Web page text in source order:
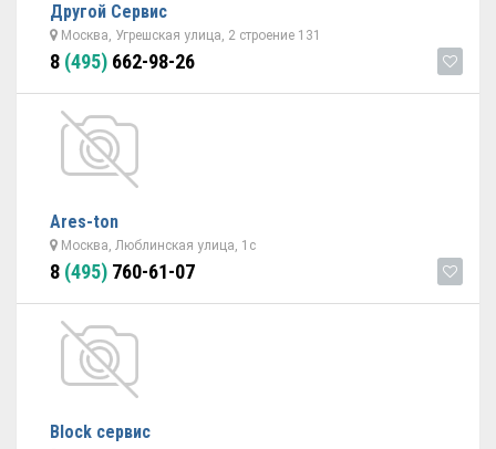
Другой Сервис
Москва, Угрешская улица, 2 строение 131
8 (495) 662-98-26
Ares-ton
Москва, Люблинская улица, 1с
8 (495) 760-61-07
Block сервис